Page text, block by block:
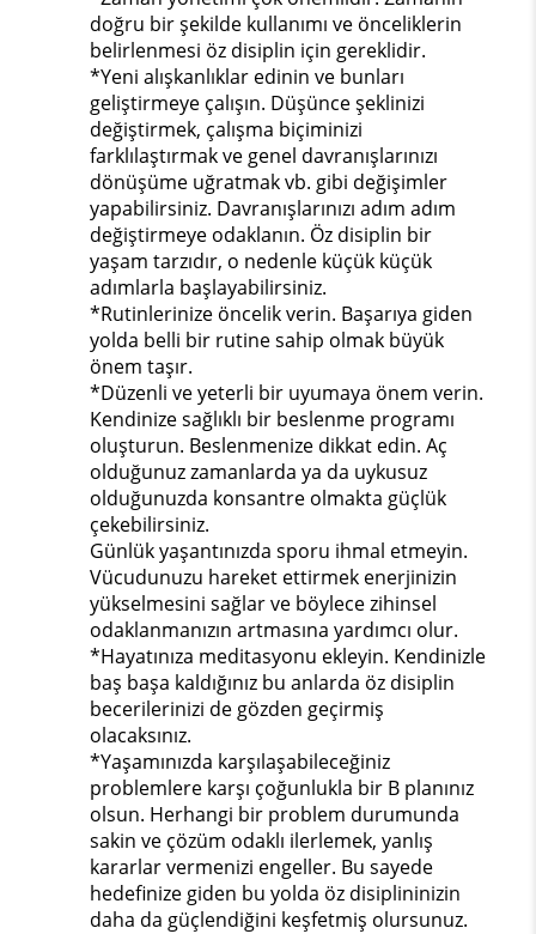
doğru bir şekilde kullanımı ve önceliklerin
belirlenmesi öz disiplin için gereklidir.
*Yeni alışkanlıklar edinin ve bunları
geliştirmeye çalışın. Düşünce şeklinizi
değiştirmek, çalışma biçiminizi
farklılaştırmak ve genel davranışlarınızı
dönüşüme uğratmak vb. gibi değişimler
yapabilirsiniz. Davranışlarınızı adım adım
değiştirmeye odaklanın. Öz disiplin bir
yaşam tarzıdır, o nedenle küçük küçük
adımlarla başlayabilirsiniz.
*Rutinlerinize öncelik verin. Başarıya giden
yolda belli bir rutine sahip olmak büyük
önem taşır.
*Düzenli ve yeterli bir uyumaya önem verin.
Kendinize sağlıklı bir beslenme programı
oluşturun. Beslenmenize dikkat edin. Aç
olduğunuz zamanlarda ya da uykusuz
olduğunuzda konsantre olmakta güçlük
çekebilirsiniz.
Günlük yaşantınızda sporu ihmal etmeyin.
Vücudunuzu hareket ettirmek enerjinizin
yükselmesini sağlar ve böylece zihinsel
odaklanmanızın artmasına yardımcı olur.
*Hayatınıza meditasyonu ekleyin. Kendinizle
baş başa kaldığınız bu anlarda öz disiplin
becerilerinizi de gözden geçirmiş
olacaksınız.
*Yaşamınızda karşılaşabileceğiniz
problemlere karşı çoğunlukla bir B planınız
olsun. Herhangi bir problem durumunda
sakin ve çözüm odaklı ilerlemek, yanlış
kararlar vermenizi engeller. Bu sayede
hedefinize giden bu yolda öz disiplininizin
daha da güçlendiğini keşfetmiş olursunuz.